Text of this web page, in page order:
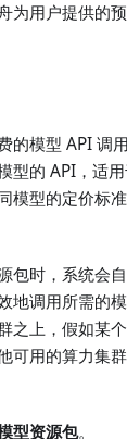
为用户提供的
的模型 API 调
型的 API，适
模型的定价标
包时，系统会
地调用所需的
之上，假如某
可用的算力集
型资源包。